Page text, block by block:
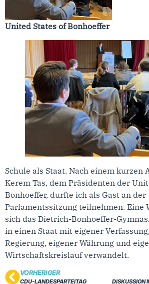
United States of Bonhoeffer
Schule als Staat. Nach einem kurzen
Kerem Tas, dem Präsidenten der
Bonhoeffer, durfte ich als Gast an der
Parlamentssitzung teilnehmen. Eine
sich das Dietrich-Bonhoeffer-
in einen Staat mit eigener
Regierung, eigener Währung und
Wirtschaftskreislauf verwandelt.
VORHERIGER
CDU-LANDESPARTEITAG